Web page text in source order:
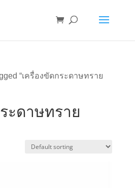
“เครื่องขัดกระดาษทราย
ะดาษทราย